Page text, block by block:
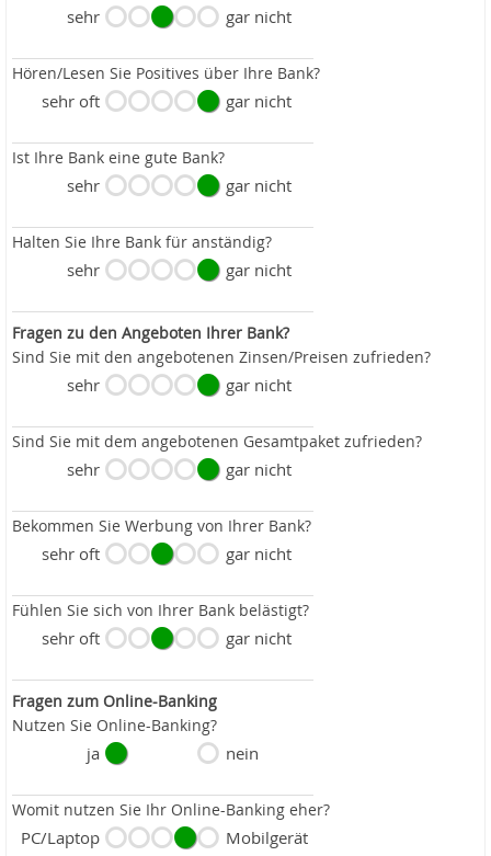
sehr gar nicht
Hören/Lesen Sie Positives über Ihre Bank?
sehr oft gar nicht
Ist Ihre Bank eine gute Bank?
sehr gar nicht
Halten Sie Ihre Bank für anständig?
sehr gar nicht
Fragen zu den Angeboten Ihrer Bank?
Sind Sie mit den angebotenen Zinsen/Preisen zufrieden?
sehr gar nicht
Sind Sie mit dem angebotenen Gesamtpaket zufrieden?
sehr gar nicht
Bekommen Sie Werbung von Ihrer Bank?
sehr oft gar nicht
Fühlen Sie sich von Ihrer Bank belästigt?
sehr oft gar nicht
Fragen zum Online-Banking
Nutzen Sie Online-Banking?
ja nein
Womit nutzen Sie Ihr Online-Banking eher?
PC/Laptop Mobilgerät